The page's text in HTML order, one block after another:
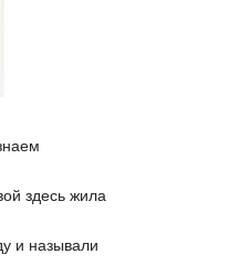
здесь жила
и называли